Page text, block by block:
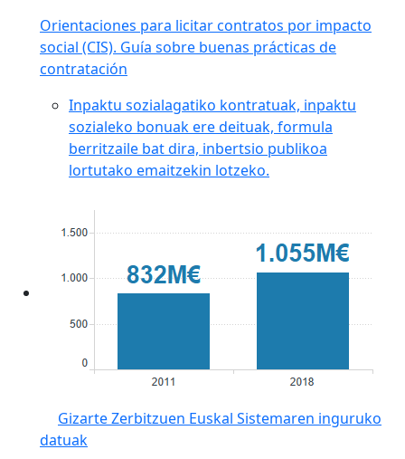
Orientaciones para licitar contratos por impacto
social (CIS). Guía sobre buenas prácticas de
contratación
Inpaktu sozialagatiko kontratuak, inpaktu
sozialeko bonuak ere deituak, formula
berritzaile bat dira, inbertsio publikoa
lortutako emaitzekin lotzeko.
Gizarte Zerbitzuen Euskal Sistemaren inguruko
datuak